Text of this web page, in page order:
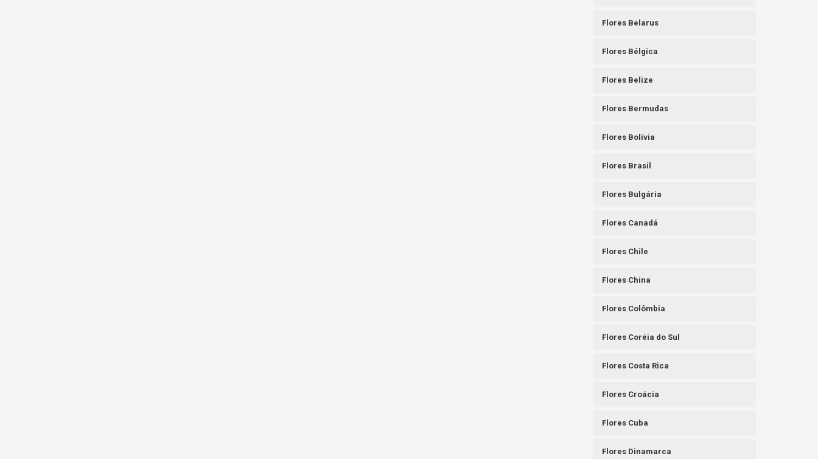
Flores Belarus
Flores Bélgica
Flores Belize
Flores Bermudas
Flores Bolívia
Flores Brasil
Flores Bulgária
Flores Canadá
Flores Chile
Flores China
Flores Colômbia
Flores Coréia do Sul
Flores Costa Rica
Flores Croácia
Flores Cuba
Flores Dinamarca